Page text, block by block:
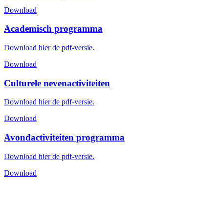
Download
Academisch programma
Download hier de pdf-versie.
Download
Culturele nevenactiviteiten
Download hier de pdf-versie.
Download
Avondactiviteiten programma
Download hier de pdf-versie.
Download